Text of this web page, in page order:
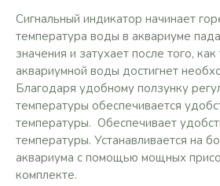
Сигнальный индикатор начинает
температура воды в аквариуме
значения и затухает после того,
аквариумной воды достигнет
Благодаря удобному ползунку
температуры обеспечивается
температуры. Обеспечивает
температуры. Устанавливается на
аквариума с помощью мощных
комплекте.